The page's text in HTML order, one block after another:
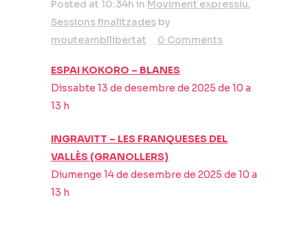
Posted at 10:34h in Moviment expressiu,
Sessions finalitzades by
mouteambllibertat
0 Comments
ESPAI KOKORO – BLANES
Dissabte 13 de desembre de 2025 de 10 a
13 h
INGRAVITT – LES FRANQUESES DEL
VALLÈS (GRANOLLERS)
Diumenge 14 de desembre de 2025 de 10 a
13 h